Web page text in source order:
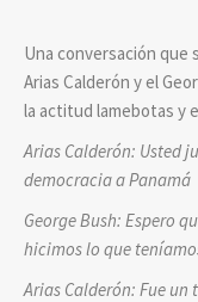
Una conversación que
Arias Calderón y el
la actitud lamebotas y
Arias Calderón: Usted
democracia a Panamá
George Bush: Espero
hicimos lo que
Arias Calderón: Fue